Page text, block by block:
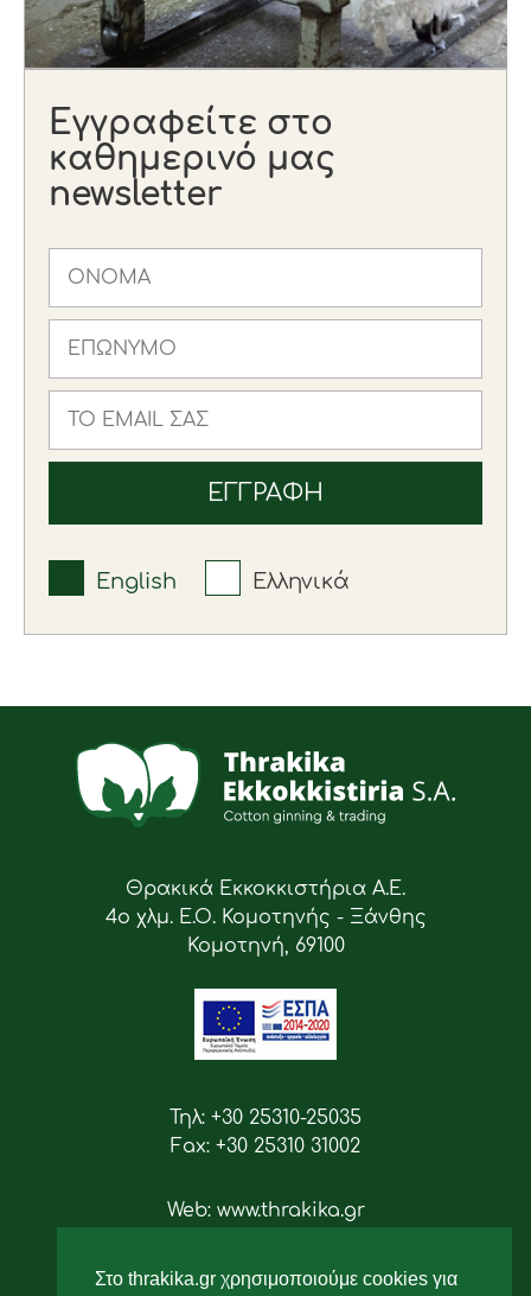
Στο thrakika.gr χρησιμοποιούμε cookies για
Εγγραφείτε στο
καθημερινό μας
newsletter
English Ελληνικά
Θρακικά Εκκοκκιστήρια Α.Ε.
4ο χλμ. Ε.Ο. Κομοτηνής - Ξάνθης
Κομοτηνή, 69100
Τηλ: +30 25310-25035
Fax: +30 25310 31002
Web: www.thrakika.gr